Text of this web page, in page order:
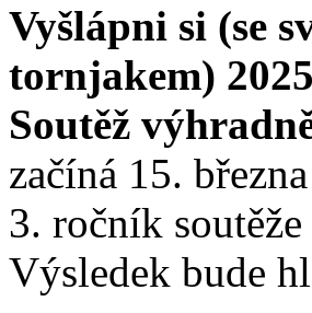
Vyšlápni si (se
tornjakem) 2025
Soutěž
začíná 15.
3. ročník soutěže
Výsledek bude